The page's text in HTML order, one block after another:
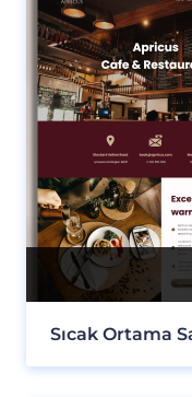
Sıcak Ortama